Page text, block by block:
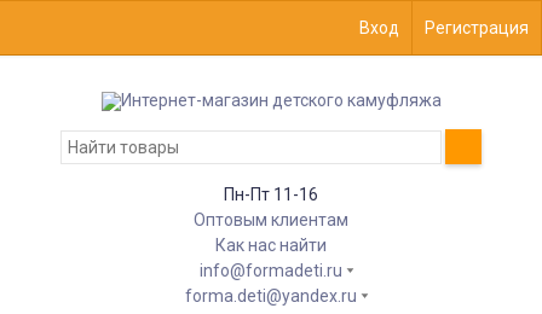
Вход Регистрация
Пн-Пт 11-16
Оптовым клиентам
Как нас найти
info@formadeti.ru
forma.deti@yandex.ru